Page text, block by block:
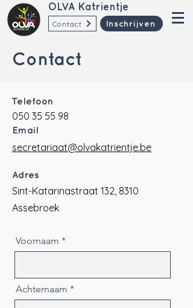
OLVA Katrientje
Contact Inschrijven
Contact
Telefoon
050 35 55 98
Email
secretariaat@olvakatrientje.be
Adres
Sint-Katarinastraat 132, 8310
Assebroek
Voornaam
Achternaam